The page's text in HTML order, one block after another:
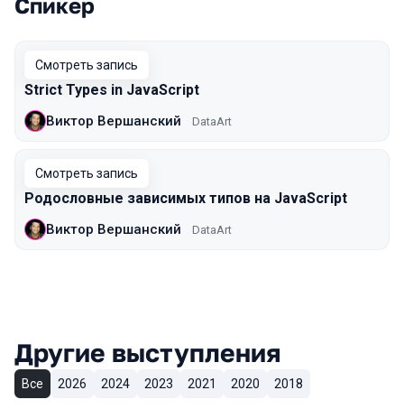
Выступления в сезоне 2021 Piter
Смотреть запись
Strict Types in JavaScript
Виктор Вершанский DataArt
Смотреть запись
Родословные зависимых типов на JavaScript
Виктор Вершанский DataArt
Другие выступления
Все 2026 2024 2023 2021 2020 2018